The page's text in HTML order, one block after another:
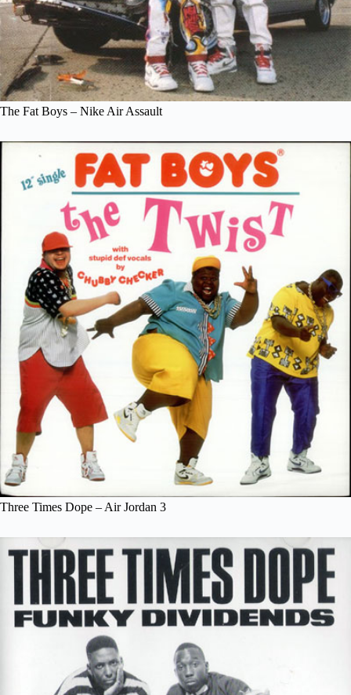
The Fat Boys – Nike Air Assault
Three Times Dope – Air Jordan 3